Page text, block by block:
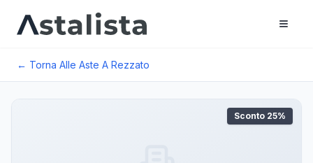
← Torna Alle Aste A Rezzato
Sconto 25%